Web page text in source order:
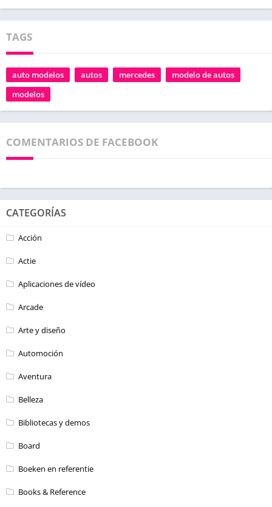
TAGS
auto modelos autos mercedes
modelo de autos
modelos
COMENTARIOS DE FACEBOOK
CATEGORÍAS
Acción
Actie
Aplicaciones de vídeo
Arcade
Arte y diseño
Automoción
Aventura
Belleza
Bibliotecas y demos
Board
Boeken en referentie
Books & Reference